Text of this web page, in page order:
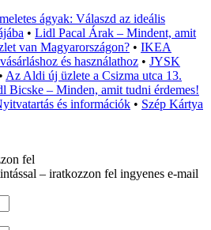
ágyak: Válaszd az ideális
• Lidl Pacal Árak – Mindent, amit
van Magyarországon? • IKEA
és használathoz • JYSK
• Az Aldi új üzlete a Csizma utca 13.
Bicske – Minden, amit tudni érdemes!
és információk • Szép Kártya
fel
– iratkozzon fel ingyenes e-mail